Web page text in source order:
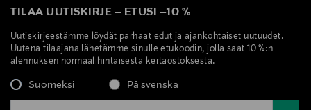
TILAA UUTISKIRJE – ETUSI –10 %
Uutiskirjeestämme löydät parhaat edut ja ajankohtaiset uutuudet.
Uutena tilaajana lähetämme sinulle etukoodin, jolla saat 10 %:n
alennuksen normaalihintaisesta kertaostoksesta.
Suomeksi På svenska